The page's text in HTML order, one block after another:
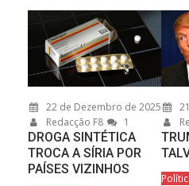
22 de Dezembro de 2025
Redacção F8
1
DROGA SINTÉTICA
TROCA A SÍRIA POR
PAÍSES VIZINHOS